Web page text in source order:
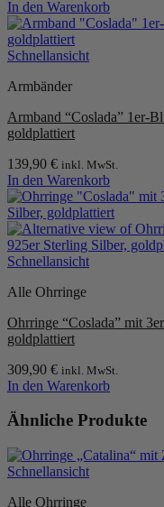
gewählt
werden
In den Warenkorb
Schnellansicht
Armbänder
Armband “Coslada” 1er-
goldplattiert
139,90 € inkl. MwSt.
In den Warenkorb
Schnellansicht
Alle Ohrringe
Ohrringe “Coslada” mit
goldplattiert
309,90 € inkl. MwSt.
In den Warenkorb
Ähnliche Produkte
Schnellansicht
Alle Ohrringe